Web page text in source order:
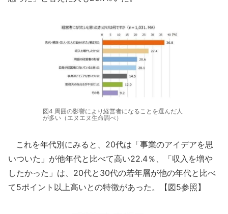
図4 周囲の影響により経営者になることを選んだ人
が多い（エヌエヌ生命調べ）
これを年代別にみると、20代は「事業のアイデアを思
いついた」が他年代と比べて高い22.4％、「収入を増や
したかった」は、20代と30代の若年層が他の年代と比べ
て5ポイント以上高いとの特徴があった。【図5参照】